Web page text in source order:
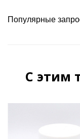
Популярные
С этим